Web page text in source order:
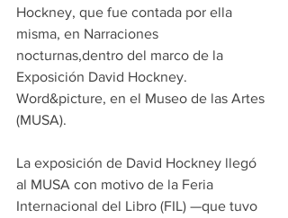
Hockney, que fue contada por ella
misma, en Narraciones
nocturnas,dentro del marco de la
Exposición David Hockney.
Word&picture, en el Museo de las Artes
(MUSA).
La exposición de David Hockney llegó
al MUSA con motivo de la Feria
Internacional del Libro (FIL) —que tuvo